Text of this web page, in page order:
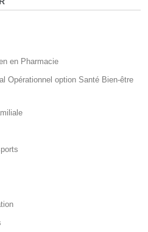
en Pharmacie
Opérationnel option Santé Bien-être